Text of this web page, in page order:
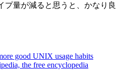
プ量が減ると思うと、かなり良
good UNIX usage habits
the free encyclopedia